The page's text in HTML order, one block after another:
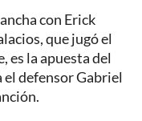
con Erick
que jugó el
es la apuesta del
defensor Gabriel